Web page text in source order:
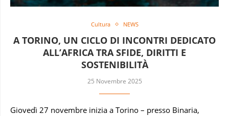
Cultura NEWS
A TORINO, UN CICLO DI INCONTRI DEDICATO
ALL’AFRICA TRA SFIDE, DIRITTI E
SOSTENIBILITÀ
25 Novembre 2025
Giovedì 27 novembre inizia a Torino – presso Binaria,